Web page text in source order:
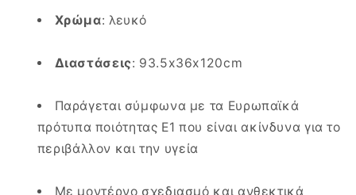
Χρώμα: λευκό
Διαστάσεις: 93.5x36x120cm
Παράγεται σύμφωνα με τα Ευρωπαϊκά
πρότυπα ποιότητας Ε1 που είναι ακίνδυνα για το
περιβάλλον και την υγεία
Με μοντέρνο σχεδιασμό και ανθεκτικά